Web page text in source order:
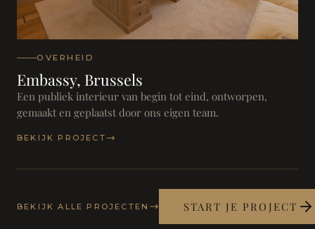
OVERHEID
Embassy, Brussels
Een publiek interieur van begin tot eind, ontworpen,
gemaakt en geplaatst door ons eigen team.
BEKIJK PROJECT
BEKIJK ALLE PROJECTEN START JE PROJECT